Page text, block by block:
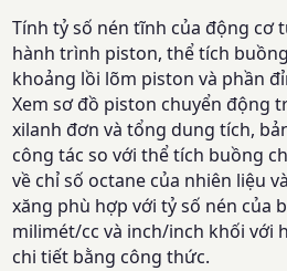
Tính tỷ số nén tĩnh của động cơ
hành trình piston, thể tích
khoảng lồi lõm piston và phần
Xem sơ đồ piston chuyển động
xilanh đơn và tổng dung tích,
công tác so với thể tích buồng
về chỉ số octane của nhiên liệu
xăng phù hợp với tỷ số nén của
milimét/cc và inch/inch khối với
chi tiết bằng công thức.